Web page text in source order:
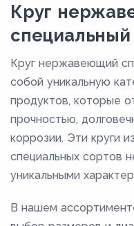
Круг
специальный
Круг нержавеющий
собой уникальную
продуктов, которые
прочностью,
коррозии. Эти круги
специальных сортов
уникальными
В нашем